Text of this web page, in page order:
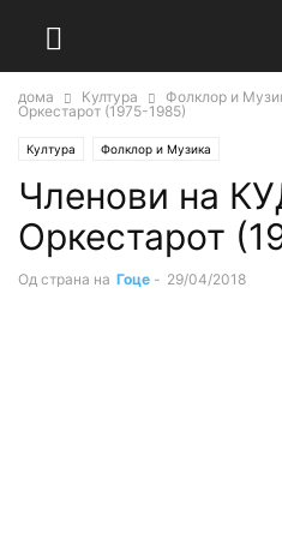
дома Култура Фолклор и
Оркестарот (1975-1985)
Култура Фолклор и Музика
Членови на
Оркестарот
Од страна на Гоце - 29/04/2018